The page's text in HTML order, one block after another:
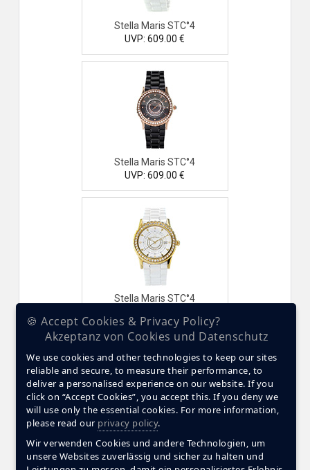
Stella Maris STC°4
UVP: 609.00 €
Stella Maris STC°4
UVP: 609.00 €
Stella Maris STC°4
Stella Maris STC°4
UVP: 609.00 €
🍪 Accept Cookies & Privacy Policy?
Akzeptanz von Cookies und Datenschutz
We use cookies and other technologies to keep our sites
reliable and secure, to measure their performance, to
deliver a personalised experience on our website. If you
click on “Accept Cookies”, you accept this. If you deny we
will use only the essential cookies. For more information,
please read our privacy policy.
Wir verwenden Cookies und andere Technologien, um
unsere Websites zuverlässig und sicher zu halten und